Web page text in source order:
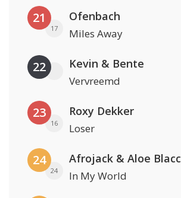
21
17
Ofenbach
Miles Away
22 Kevin & Bente
Vervreemd
23
16
Roxy Dekker
Loser
24
24
Afrojack & Aloe Blacc
In My World